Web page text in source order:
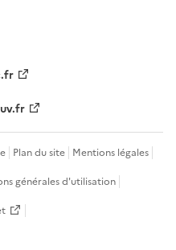
Plan du site Mentions légales
générales d'utilisation